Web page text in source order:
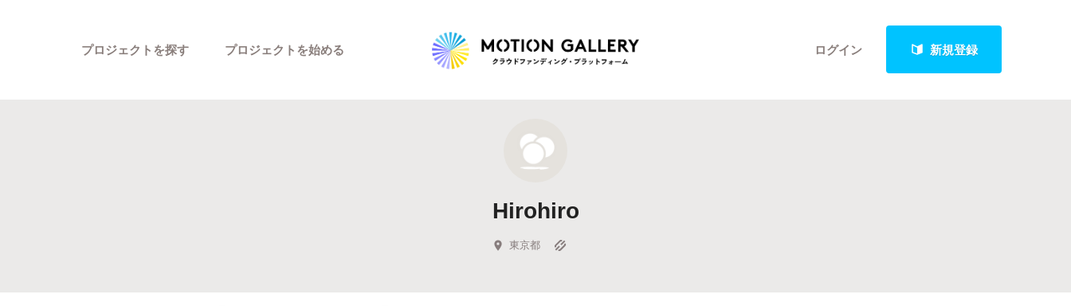
ログイン 新規登録
プロジェクトを探す
新着プロジェクト
Feature
キュレーターから探す
プロジェクトを始める
Hirohiro
東京都